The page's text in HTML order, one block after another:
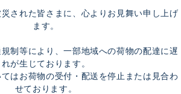
された皆さまに、心よりお見舞い申し上げ
ます。
制等により、一部地域への荷物の配達に遅
れが生じております。
はお荷物の受付・配送を停止または見合わ
せております。